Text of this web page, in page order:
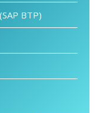
BTP)